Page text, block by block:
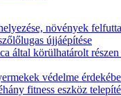
növények
újjáépítése
által körülhatárolt
védelme
fitness eszköz